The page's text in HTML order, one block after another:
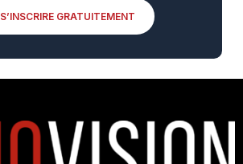
S’INSCRIRE GRATUITEMENT